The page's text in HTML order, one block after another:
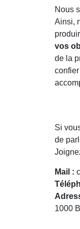
Nous
Ainsi,
vos
de la
Si
de
Mail :
1000